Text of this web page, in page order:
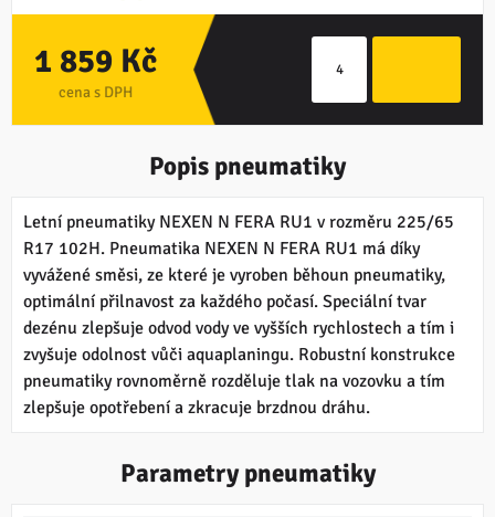
1 859 Kč
cena s DPH
Popis pneumatiky
Letní pneumatiky NEXEN N FERA RU1 v rozměru 225/65
R17 102H. Pneumatika NEXEN N FERA RU1 má díky
vyvážené směsi, ze které je vyroben běhoun pneumatiky,
optimální přilnavost za každého počasí. Speciální tvar
dezénu zlepšuje odvod vody ve vyšších rychlostech a tím i
zvyšuje odolnost vůči aquaplaningu. Robustní konstrukce
pneumatiky rovnoměrně rozděluje tlak na vozovku a tím
zlepšuje opotřebení a zkracuje brzdnou dráhu.
Parametry pneumatiky